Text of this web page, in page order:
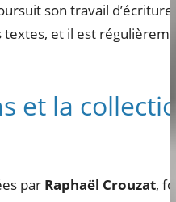
son travail
textes, et il est
et la
par Raphaël Crouzat,